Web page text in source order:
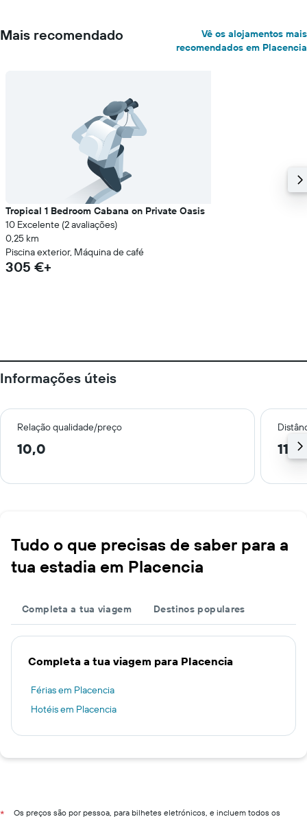
Mais recomendado
Vê os alojamentos mais
recomendados em Placencia
Tropical 1 Bedroom Cabana on Private Oasis
10 Excelente (2 avaliações)
0,25 km
Piscina exterior, Máquina de café
305 €+
Informações úteis
Relação qualidade/preço
10,0 11,3
Tudo o que precisas de saber para a
tua estadia em Placencia
Completa a tua viagem Destinos populares
Completa a tua viagem para Placencia
Férias em Placencia
Hotéis em Placencia
*
Os preços são por pessoa, para bilhetes eletrónicos, e incluem todos os